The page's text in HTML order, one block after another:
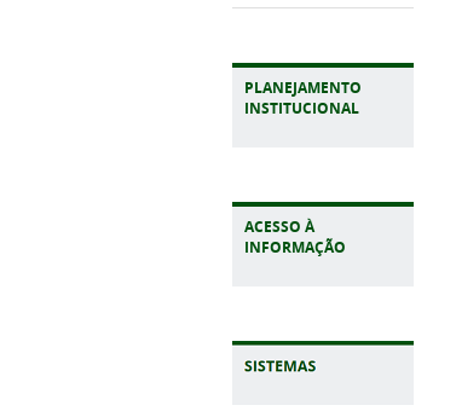
PLANEJAMENTO
INSTITUCIONAL
ACESSO À
INFORMAÇÃO